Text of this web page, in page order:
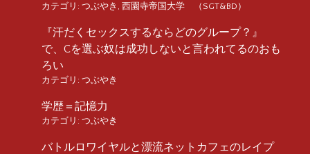
カテゴリ: つぶやき , 西園寺帝国大学 （SGT&BD）
『汗だくセックスするならどのグループ？』
で、Cを選ぶ奴は成功しないと言われてるのおも
ろい
カテゴリ: つぶやき
学歴＝記憶力
カテゴリ: つぶやき
バトルロワイヤルと漂流ネットカフェのレイプ